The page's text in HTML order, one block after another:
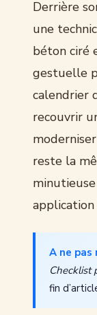
Derrière
une
béton ciré
gestuelle
calendrier
recouvrir
reste la
A ne pas
Checklist
fin